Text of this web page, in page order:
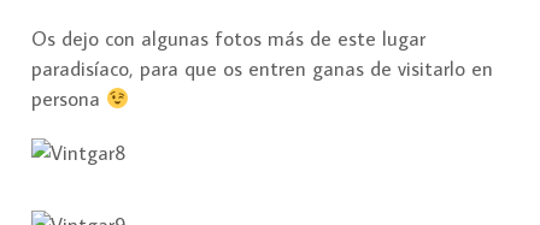
Os dejo con algunas fotos más de este lugar
paradisíaco, para que os entren ganas de visitarlo en
persona